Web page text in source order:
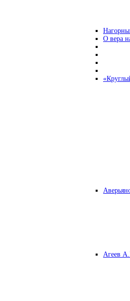
О вера
Агеев